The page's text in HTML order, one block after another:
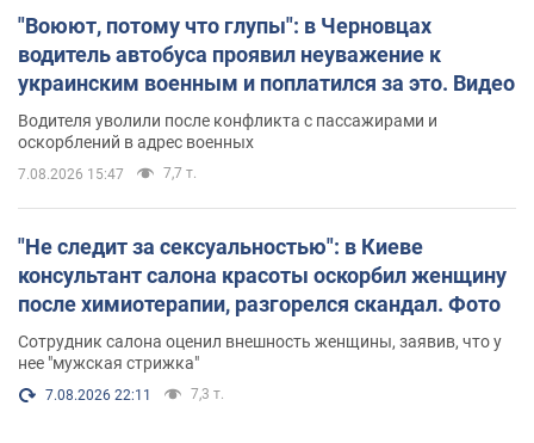
"Воюют, потому что глупы": в Черновцах
водитель автобуса проявил неуважение к
украинским военным и поплатился за это. Видео
Водителя уволили после конфликта с пассажирами и
оскорблений в адрес военных
7.08.2026 15:47 7,7 т.
"Не следит за сексуальностью": в Киеве
консультант салона красоты оскорбил женщину
после химиотерапии, разгорелся скандал. Фото
Сотрудник салона оценил внешность женщины, заявив, что у
нее "мужская стрижка"
7.08.2026 22:11 7,3 т.